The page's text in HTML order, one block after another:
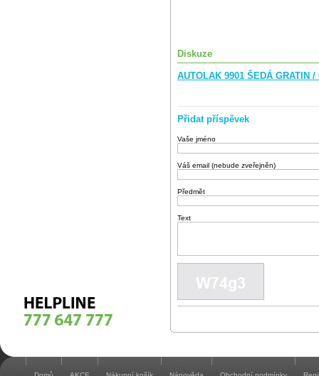
Diskuze
AUTOLAK 9901 ŠEDÁ GRATIN /
Přidat příspěvek
Vaše jméno
Váš email (nebude zveřejněn)
Předmět
Text